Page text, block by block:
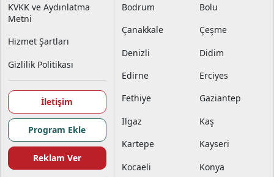
KVKK ve Aydınlatma
Metni
Hizmet Şartları
Gizlilik Politikası
İletişim
Program Ekle
Reklam Ver
Bodrum
Bolu
Çanakkale
Çeşme
Denizli
Didim
Edirne
Erciyes
Fethiye
Gaziantep
Ilgaz
Kaş
Kartepe
Kayseri
Kocaeli
Konya